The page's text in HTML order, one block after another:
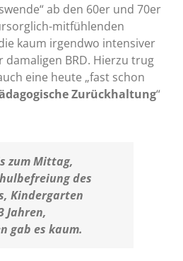
ab den 60er und 70er
mitfühlenden
kaum irgendwo intensiver
damaligen BRD. Hierzu trug
eine heute „fast schon
Zurückhaltung“
zum Mittag,
des
Kindergarten
Jahren,
gab es kaum.